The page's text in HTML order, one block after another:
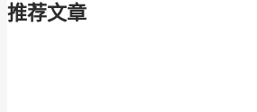
推荐文章